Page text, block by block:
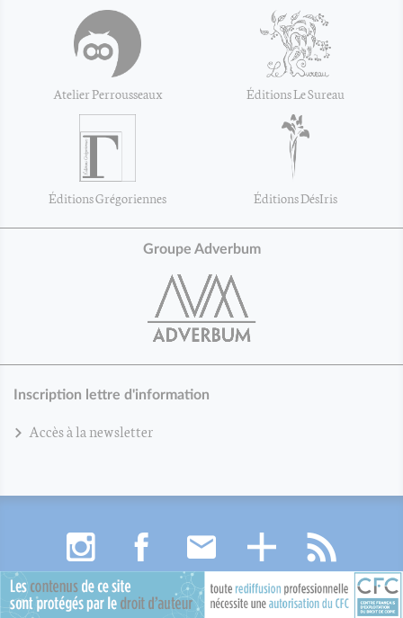
Atelier Perrousseaux Éditions Le Sureau
Éditions Grégoriennes Éditions DésIris
Groupe Adverbum
Inscription lettre d'information
Accès à la newsletter